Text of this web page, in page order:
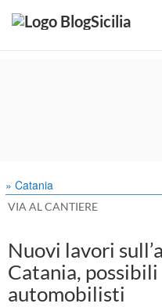
» Catania
VIA AL CANTIERE
Nuovi lavori
Catania,
automobilisti